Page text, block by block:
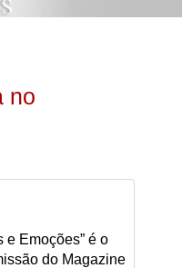
no
e Emoções” é o
do Magazine